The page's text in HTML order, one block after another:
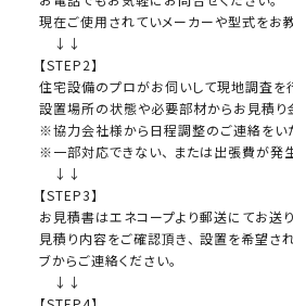
現在ご使用されていメーカーや型式をお
↓↓
【STEP2】
住宅設備のプロがお伺いして現地調査を
設置場所の状態や必要部材からお見積り
※協力会社様から日程調整のご連絡をいた
※一部対応できない、 または出張費が発
↓↓
【STEP3】
お見積書はエネコープより郵送にてお送り
見積り内容をご確認頂き、 設置を希望さ
ブからご連絡ください。
↓↓